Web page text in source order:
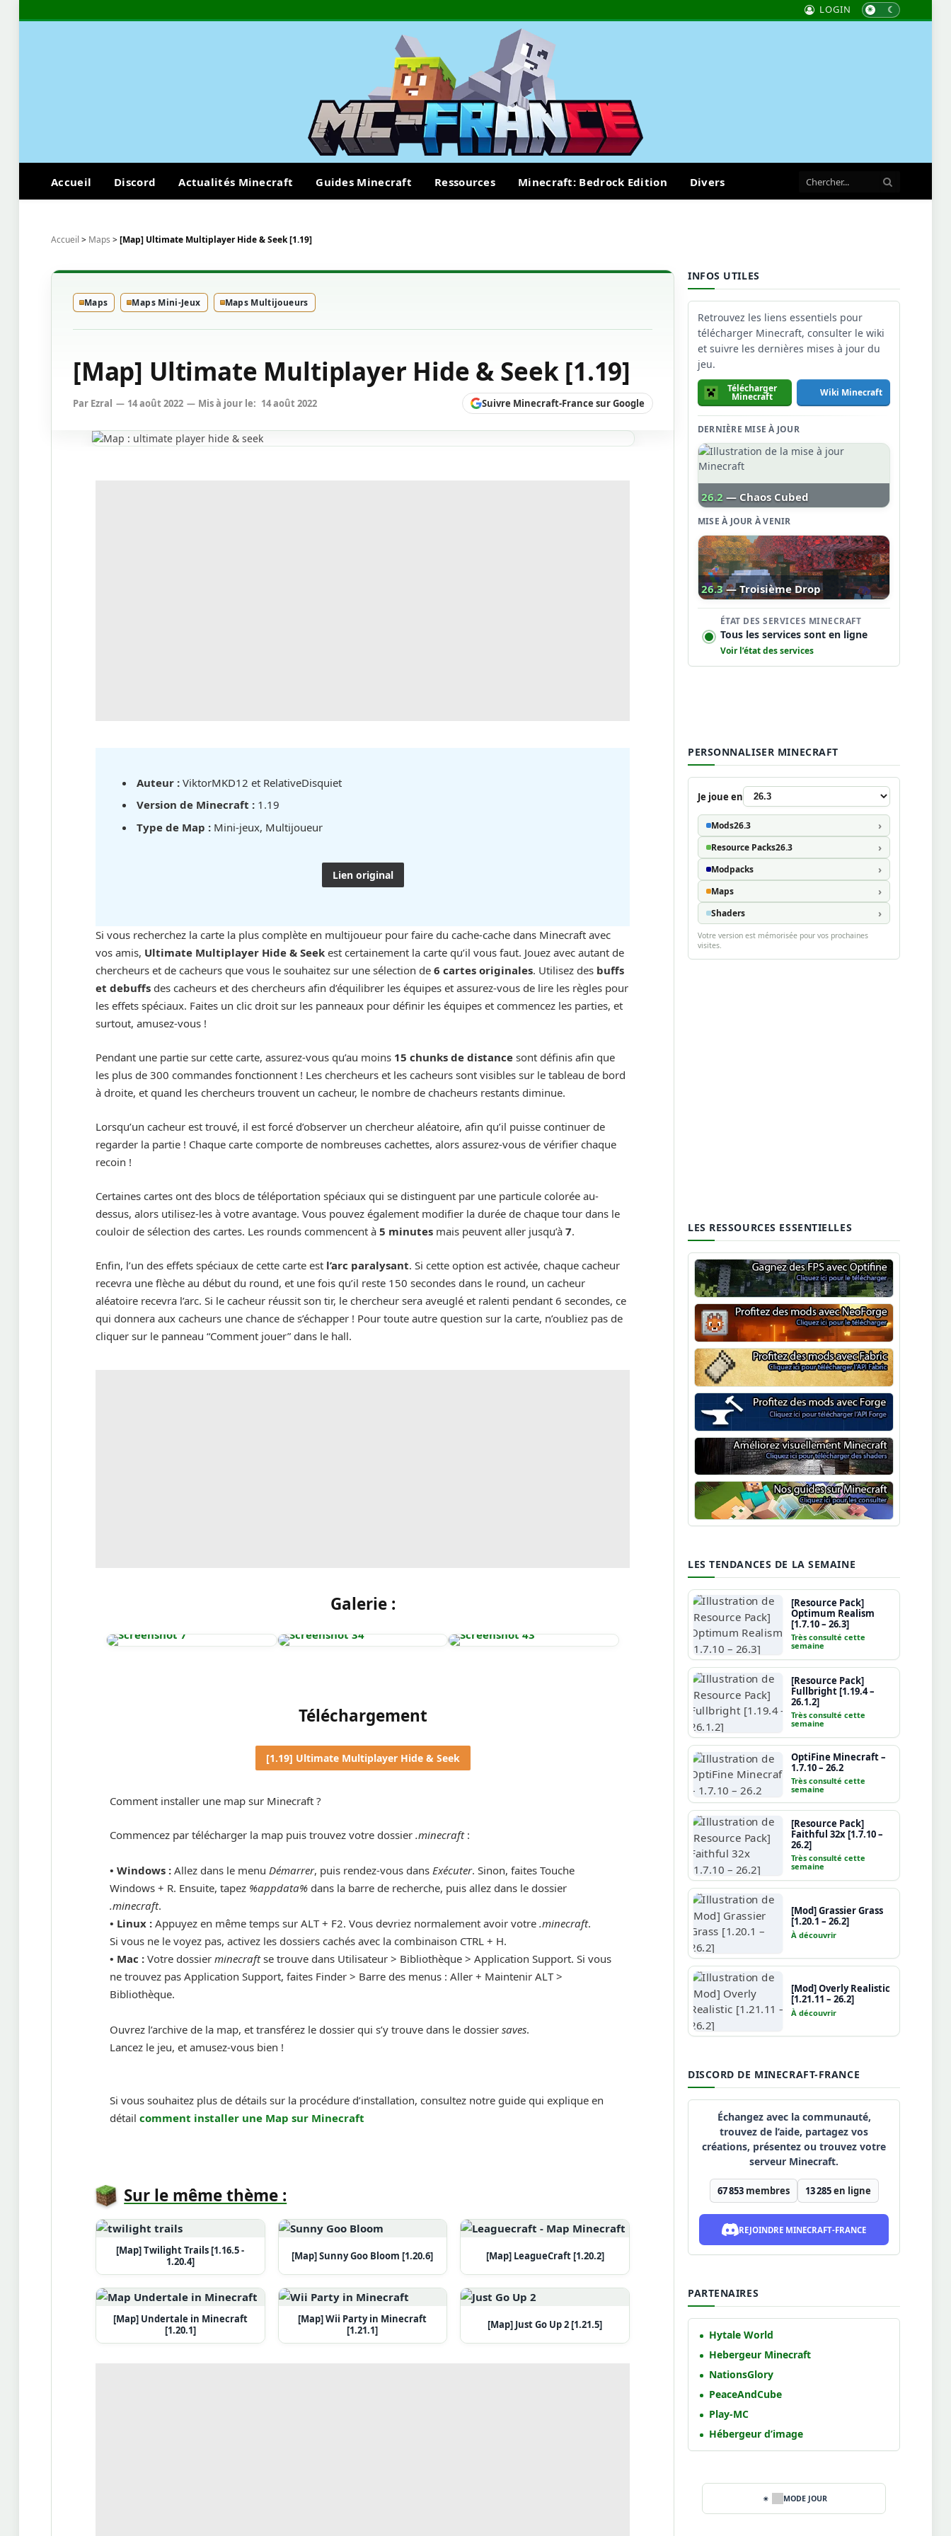
LOGIN
Accueil Discord Actualités Minecraft Guides Minecraft Ressources Minecraft: Bedrock Edition Divers
Accueil > Maps >[Map] Ultimate Multiplayer Hide & Seek [1.19]
Maps Maps Mini-Jeux Maps Multijoueurs
[Map] Ultimate Multiplayer Hide & Seek [1.19]
Par Ezral 14 août 2022 Mis à jour le: 14 août 2022 Suivre Minecraft-France sur Google
Auteur : ViktorMKD12 et RelativeDisquiet
Version de Minecraft : 1.19
Type de Map : Mini-jeux, Multijoueur
Lien original
Si vous recherchez la carte la plus complète en multijoueur pour faire du cache-cache dans Minecraft avec
vos amis, Ultimate Multiplayer Hide & Seek est certainement la carte qu’il vous faut. Jouez avec autant de
chercheurs et de cacheurs que vous le souhaitez sur une sélection de6 cartes originales. Utilisez des buffs
et debuffs des cacheurs et des chercheurs afin d’équilibrer les équipes et assurez-vous de lire les règles pour
les effets spéciaux. Faites un clic droit sur les panneaux pour définir les équipes et commencez les parties, et
surtout, amusez-vous !
Pendant une partie sur cette carte, assurez-vous qu’au moins 15 chunks de distance sont définis afin que
les plus de 300 commandes fonctionnent ! Les chercheurs et les cacheurs sont visibles sur le tableau de bord
à droite, et quand les chercheurs trouvent un cacheur, le nombre de chacheurs restants diminue.
Lorsqu’un cacheur est trouvé, il est forcé d’observer un chercheur aléatoire, afin qu’il puisse continuer de
regarder la partie ! Chaque carte comporte de nombreuses cachettes, alors assurez-vous de vérifier chaque
recoin !
Certaines cartes ont des blocs de téléportation spéciaux qui se distinguent par une particule colorée au-
dessus, alors utilisez-les à votre avantage. Vous pouvez également modifier la durée de chaque tour dans le
couloir de sélection des cartes. Les rounds commencent à5 minutes mais peuvent aller jusqu’à7.
Enfin, l’un des effets spéciaux de cette carte est l’arc paralysant. Si cette option est activée, chaque cacheur
recevra une flèche au début du round, et une fois qu’il reste 150 secondes dans le round, un cacheur
aléatoire recevra l’arc. Si le cacheur réussit son tir, le chercheur sera aveuglé et ralenti pendant 6 secondes, ce
qui donnera aux cacheurs une chance de s’échapper ! Pour toute autre question sur la carte, n’oubliez pas de
cliquer sur le panneau “Comment jouer” dans le hall.
Galerie :
Téléchargement
[1.19] Ultimate Multiplayer Hide & Seek
Comment installer une map sur Minecraft ?
Commencez par télécharger la map puis trouvez votre dossier.minecraft:
• Windows : Allez dans le menu Démarrer, puis rendez-vous dans Exécuter. Sinon, faites Touche
Windows + R. Ensuite, tapez %appdata% dans la barre de recherche, puis allez dans le dossier
.minecraft.
• Linux : Appuyez en même temps sur ALT + F2. Vous devriez normalement avoir votre.minecraft.
Si vous ne le voyez pas, activez les dossiers cachés avec la combinaison CTRL + H.
• Mac : Votre dossierminecraftse trouve dans Utilisateur > Bibliothèque > Application Support. Si vous
ne trouvez pas Application Support, faites Finder > Barre des menus : Aller + Maintenir ALT >
Bibliothèque.
Ouvrez l’archive de la map, et transférez le dossier qui s’y trouve dans le dossiersaves.
Lancez le jeu, et amusez-vous bien !
Si vous souhaitez plus de détails sur la procédure d’installation, consultez notre guide qui explique en
détailcomment installer une Map sur Minecraft
Sur le même thème :
[Map] Twilight Trails [1.16.5 -
1.20.4]
[Map] Sunny Goo Bloom [1.20.6] [Map] LeagueCraft [1.20.2]
[Map] Undertale in Minecraft
[1.20.1]
[Map] Wii Party in Minecraft
[1.21.1]
[Map] Just Go Up 2 [1.21.5]
INFOS UTILES
Retrouvez les liens essentiels pour
télécharger Minecraft, consulter le wiki
et suivre les dernières mises à jour du
jeu.
Télécharger
Minecraft Wiki Minecraft
DERNIÈRE MISE À JOUR
26.2 — Chaos Cubed
MISE À JOUR À VENIR
26.3 — Troisième Drop
ÉTAT DES SERVICES MINECRAFT
Tous les services sont en ligne
Voir l’état des services
PERSONNALISER MINECRAFT
Je joue en
Mods26.3
Resource Packs26.3
Modpacks
Maps
Shaders
Votre version est mémorisée pour vos prochaines
visites.
LES RESSOURCES ESSENTIELLES
Optifine
NeoForge
Minecraft Fabric
Minecraft Forge
Shaders Minecraft
Guide Minecraft
LES TENDANCES DE LA SEMAINE
[Resource Pack]
Optimum Realism
[1.7.10 – 26.3]
Très consulté cette
semaine
[Resource Pack]
Fullbright [1.19.4 –
26.1.2]
Très consulté cette
semaine
OptiFine Minecraft –
1.7.10 – 26.2
Très consulté cette
semaine
[Resource Pack]
Faithful 32x [1.7.10 –
26.2]
Très consulté cette
semaine
[Mod] Grassier Grass
[1.20.1 – 26.2]
À découvrir
[Mod] Overly Realistic
[1.21.11 – 26.2]
À découvrir
DISCORD DE MINECRAFT-FRANCE
Échangez avec la communauté,
trouvez de l’aide, partagez vos
créations, présentez ou trouvez votre
serveur Minecraft.
67 853membres 13 285en ligne
REJOINDRE MINECRAFT-FRANCE
PARTENAIRES
Hytale World
Hebergeur Minecraft
NationsGlory
PeaceAndCube
Play-MC
Hébergeur d’image
MODE JOUR